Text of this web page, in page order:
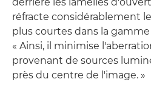
réfracte considérablement
plus courtes dans la
« Ainsi, il minimise
provenant de sources
près du centre de l'image. »